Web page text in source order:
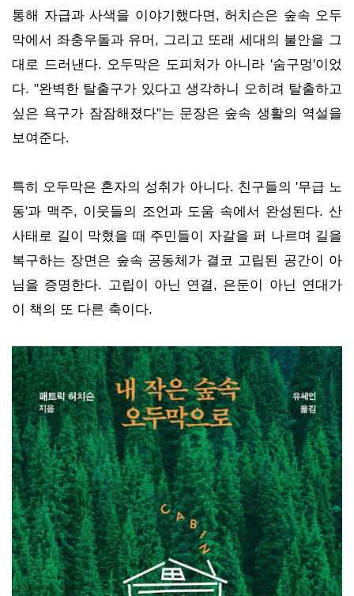
통해 자급과 사색을 이야기했다면, 허치슨은 숲속 오두
막에서 좌충우돌과 유머, 그리고 또래 세대의 불안을 그
대로 드러낸다. 오두막은 도피처가 아니라 '숨구멍'이었
다. "완벽한 탈출구가 있다고 생각하니 오히려 탈출하고
싶은 욕구가 잠잠해졌다"는 문장은 숲속 생활의 역설을
보여준다.
특히 오두막은 혼자의 성취가 아니다. 친구들의 '무급 노
동'과 맥주, 이웃들의 조언과 도움 속에서 완성된다. 산
사태로 길이 막혔을 때 주민들이 자갈을 퍼 나르며 길을
복구하는 장면은 숲속 공동체가 결코 고립된 공간이 아
님을 증명한다. 고립이 아닌 연결, 은둔이 아닌 연대가
이 책의 또 다른 축이다.